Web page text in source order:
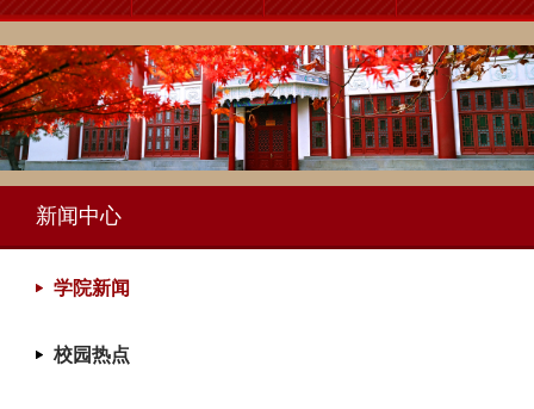
新闻中心
学院新闻
校园热点